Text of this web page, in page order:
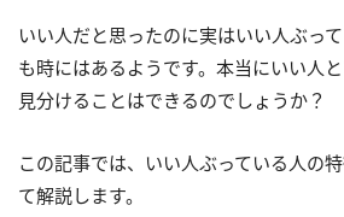
いい人だと思ったのに実はいい人ぶっ
も時にはあるようです。本当にいい人
見分けることはできるのでしょうか？
この記事では、いい人ぶっている人の
て解説します。